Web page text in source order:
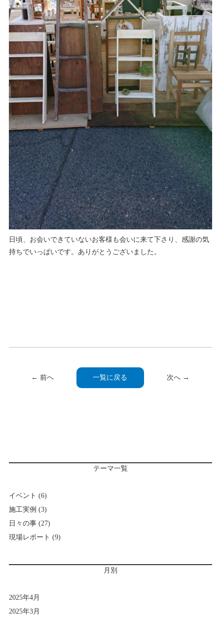
テーマ一覧
イベント (6)
施工実例 (3)
日々の事(27)
現場レポート (9)
月別
2025年4月
2025年3月
日頃、お会いできていないお客様も会いに来て下さり、感謝の気
持ちでいっぱいです。ありがとうございました。
← 前へ 一覧に戻る 次へ →